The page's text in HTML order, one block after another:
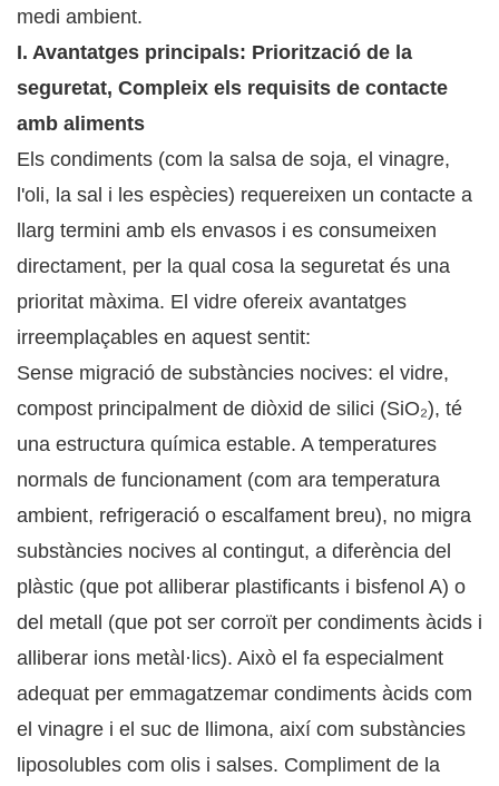
medi ambient.
I. Avantatges principals: Priorització de la
seguretat, Compleix els requisits de contacte
amb aliments
Els condiments (com la salsa de soja, el vinagre,
l'oli, la sal i les espècies) requereixen un contacte a
llarg termini amb els envasos i es consumeixen
directament, per la qual cosa la seguretat és una
prioritat màxima. El vidre ofereix avantatges
irreemplaçables en aquest sentit:
Sense migració de substàncies nocives: el vidre,
compost principalment de diòxid de silici (SiO₂), té
una estructura química estable. A temperatures
normals de funcionament (com ara temperatura
ambient, refrigeració o escalfament breu), no migra
substàncies nocives al contingut, a diferència del
plàstic (que pot alliberar plastificants i bisfenol A) o
del metall (que pot ser corroït per condiments àcids i
alliberar ions metàl·lics). Això el fa especialment
adequat per emmagatzemar condiments àcids com
el vinagre i el suc de llimona, així com substàncies
liposolubles com olis i salses. Compliment de la